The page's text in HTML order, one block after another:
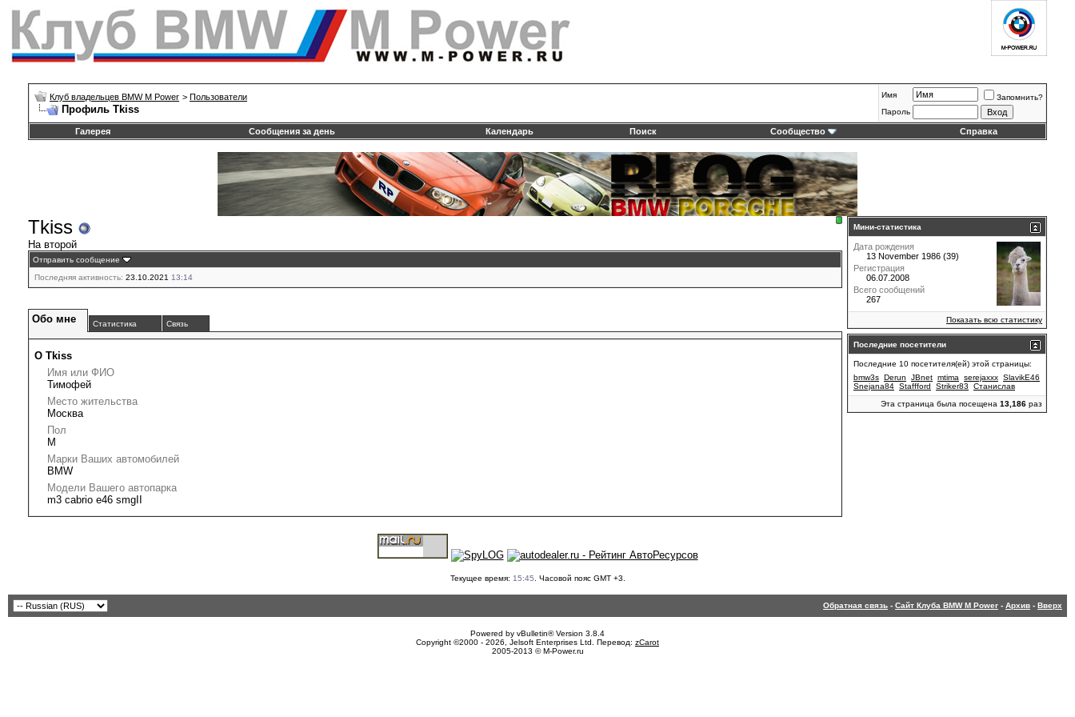
Клуб владельцев BMW M Power > Пользователи
Профиль Tkiss
Имя
Запомнить?
Пароль
Галерея Сообщения за день Календарь Поиск Сообщество Справка
Tkiss
На второй
Отправить сообщение
Последняя активность: 23.10.2021 13:14
Обо мне Статистика Связь
О Tkiss
Имя или ФИО
Тимофей
Место жительства
Москва
Пол
М
Марки Ваших автомобилей
BMW
Модели Вашего автопарка
m3 cabrio e46 smgII
Мини-статистика
Дата рождения
13 November 1986 (39)
Регистрация
06.07.2008
Всего сообщений
267
Показать всю статистику
Последние посетители
Последние 10 посетителя(ей) этой страницы:
bmw3s Derun JBnet mtima serejaxxx SlavikE46
Snejana84 Staffford Striker83
Станислав
Эта страница была посещена 13,186 раз
Текущее время: 15:45 . Часовой пояс GMT +3.
Обратная связь - Сайт Клуба BMW M Power - Архив - Вверх
Powered by vBulletin® Version 3.8.4
Copyright ©2000 - 2026, Jelsoft Enterprises Ltd. Перевод: zCarot
2005-2013 © M-Power.ru